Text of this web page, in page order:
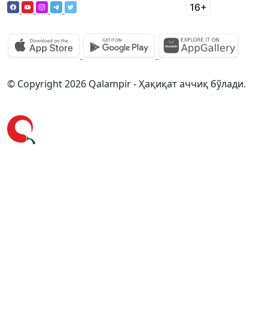
© Copyright 2026 Qalampir - Ҳақиқат аччиқ бўлади.